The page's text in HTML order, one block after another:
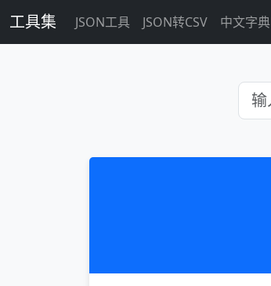
工具集 JSON工具 JSON转CSV 中文字典